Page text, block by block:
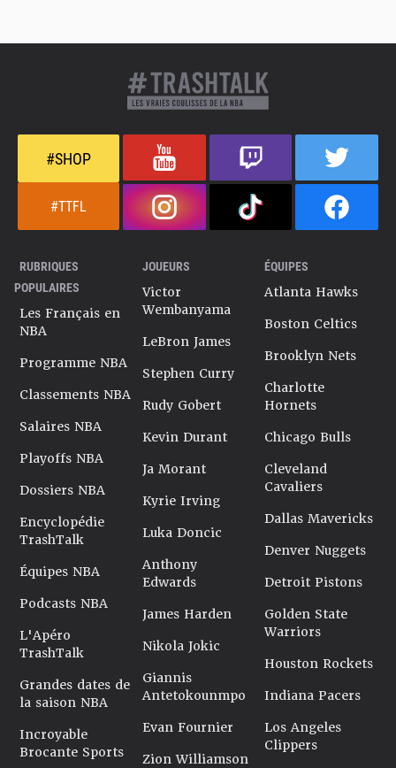
#SHOP
#TTFL
RUBRIQUES
POPULAIRES
Les Français en
NBA
Programme NBA
Classements NBA
Salaires NBA
Playoffs NBA
Dossiers NBA
Encyclopédie
TrashTalk
Équipes NBA
Podcasts NBA
L'Apéro
TrashTalk
Grandes dates de
la saison NBA
Incroyable
Brocante Sports
JOUEURS
Victor
Wembanyama
LeBron James
Stephen Curry
Rudy Gobert
Kevin Durant
Ja Morant
Kyrie Irving
Luka Doncic
Anthony
Edwards
James Harden
Nikola Jokic
Giannis
Antetokounmpo
Evan Fournier
Zion Williamson
ÉQUIPES
Atlanta Hawks
Boston Celtics
Brooklyn Nets
Charlotte
Hornets
Chicago Bulls
Cleveland
Cavaliers
Dallas Mavericks
Denver Nuggets
Detroit Pistons
Golden State
Warriors
Houston Rockets
Indiana Pacers
Los Angeles
Clippers